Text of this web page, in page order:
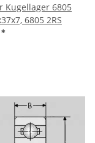
Kugellager 6805
6805 2RS
*